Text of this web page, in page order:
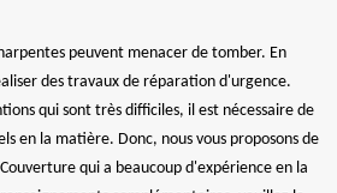
peuvent menacer de tomber. En
des travaux de réparation d'urgence.
qui sont très difficiles, il est nécessaire de
en la matière. Donc, nous vous proposons de
qui a beaucoup d'expérience en la